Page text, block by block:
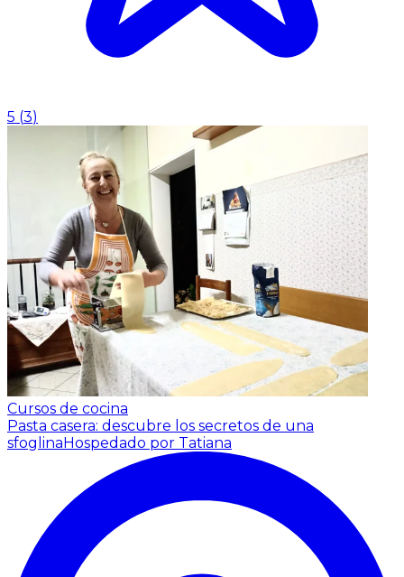
5 (3)
Cursos de cocina
Pasta casera: descubre los secretos de una
sfoglina Hospedado por Tatiana